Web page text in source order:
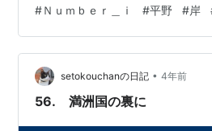
は、所属するＴＯＢＥの滝沢秀明
デイリースポーツなどの取材に応
いを語った。滝沢氏は「Ｎｕｍｂ
た楽曲」と自信を見せた。 念願の
た。昨年１０月、岸のＴＯＢＥ入
#Ｎｕｍｂｅｒ＿ｉ #平野 #岸
setokouchanの日記 • 4年前
56. 満洲国の裏に